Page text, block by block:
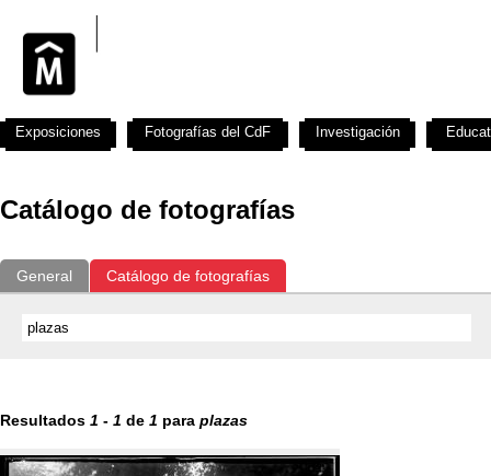
Catálogo de fotografías
General Catálogo de fotografías
Resultados 1 - 1 de 1 para plazas
Exposiciones Fotografías del CdF Investigación